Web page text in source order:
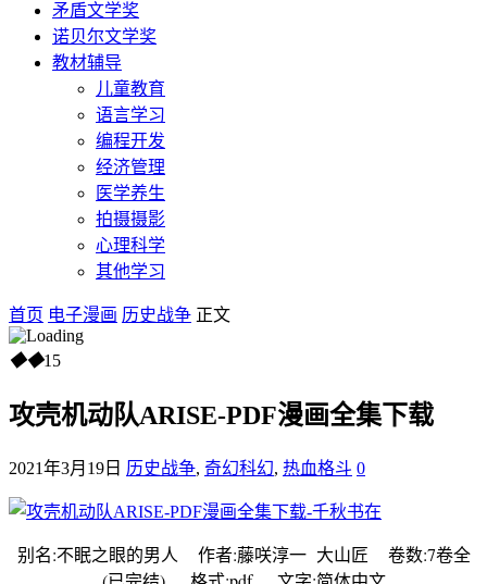
矛盾文学奖
诺贝尔文学奖
教材辅导
儿童教育
语言学习
编程开发
经济管理
医学养生
拍摄摄影
心理科学
其他学习
首页 电子漫画 历史战争 正文
◆◆15
攻壳机动队ARISE-PDF漫画全集下载
2021年3月19日 历史战争, 奇幻科幻, 热血格斗 0
别名:不眠之眼的男人 作者:藤咲淳一 大山匠 卷数:7卷全